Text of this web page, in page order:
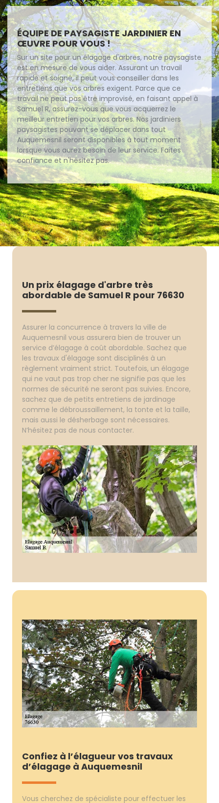
ÉQUIPE DE PAYSAGISTE JARDINIER EN
ŒUVRE POUR VOUS !
Sur un site pour un élagage d'arbres, notre paysagiste
est en mesure de vous aider. Assurant un travail
rapide et soigné, il peut vous conseiller dans les
entretiens que vos arbres exigent. Parce que ce
travail ne peut pas être improvisé, en faisant appel à
Samuel R, assurez-vous que vous acquerrez le
meilleur entretien pour vos arbres. Nos jardiniers
paysagistes pouvant se déplacer dans tout
Auquemesnil seront disponibles à tout moment
lorsque vous aurez besoin de leur service. Faites
confiance et n'hésitez pas.
Un prix élagage d'arbre très
abordable de Samuel R pour 76630
Assurer la concurrence à travers la ville de
Auquemesnil vous assurera bien de trouver un
service d’élagage à coût abordable. Sachez que
les travaux d'élagage sont disciplinés à un
règlement vraiment strict. Toutefois, un élagage
qui ne vaut pas trop cher ne signifie pas que les
normes de sécurité ne seront pas suivies. Encore,
sachez que de petits entretiens de jardinage
comme le débroussaillement, la tonte et la taille,
mais aussi le désherbage sont nécessaires.
N’hésitez pas de nous contacter.
Confiez à l’élagueur vos travaux
d’élagage à Auquemesnil
Vous cherchez de spécialiste pour effectuer les